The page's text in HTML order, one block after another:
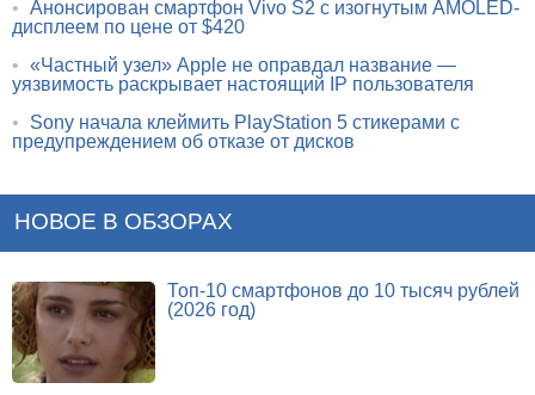
• Анонсирован смартфон Vivo S2 с изогнутым AMOLED-
дисплеем по цене от $420
• «Частный узел» Apple не оправдал название —
уязвимость раскрывает настоящий IP пользователя
•
Sony начала клеймить PlayStation 5 стикерами с
предупреждением об отказе от дисков
НОВОЕ В ОБЗОРАХ
Топ-10 смартфонов до 10 тысяч рублей
(2026 год)